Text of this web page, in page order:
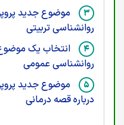
موضوع جدید
روانشناسی تربیتی
انتخاب یک
روانشناسی عمومی
موضوع جدید
درباره قصه درمانی